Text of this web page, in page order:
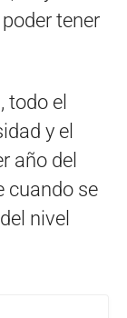
tener
todo el
y el
año del
cuando se
nivel